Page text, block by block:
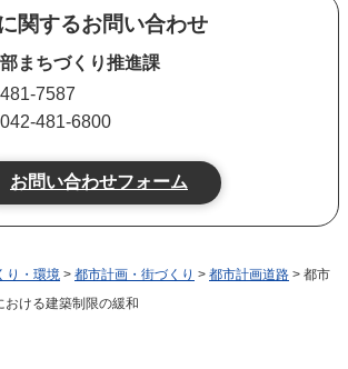
関するお問い合わせ
まちづくり推進課
7587
481-6800
り・環境 > 都市計画・街づくり > 都市計画道路 > 都市
ける建築制限の緩和